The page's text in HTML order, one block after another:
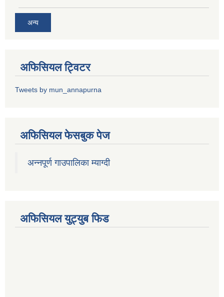
अन्य
अफिसियल ट्विटर
Tweets by mun_annapurna
अफिसियल फेसबुक पेज
अन्नपूर्ण गाउपालिका म्याग्दी
अफिसियल युट्युब फिड